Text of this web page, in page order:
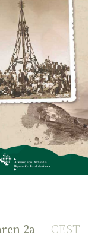
2a — CEST